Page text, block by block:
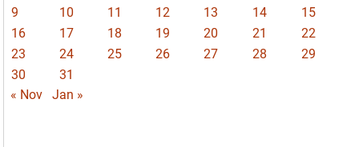
9
10 11 12 13 14
15
16
17 18 19 20 21
22
23
24 25 26 27 28
29
30
31
« Nov
Jan »